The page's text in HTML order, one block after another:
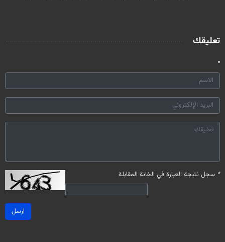
تعليقك
* سجل نتيجة العبارة في الخانة المقابلة
ارسل